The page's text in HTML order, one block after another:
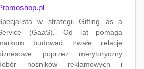
w strategii Gifting as a
(GaaS). Od lat pomaga
budować trwałe relacje
poprzez merytoryczny
nośników reklamowych i